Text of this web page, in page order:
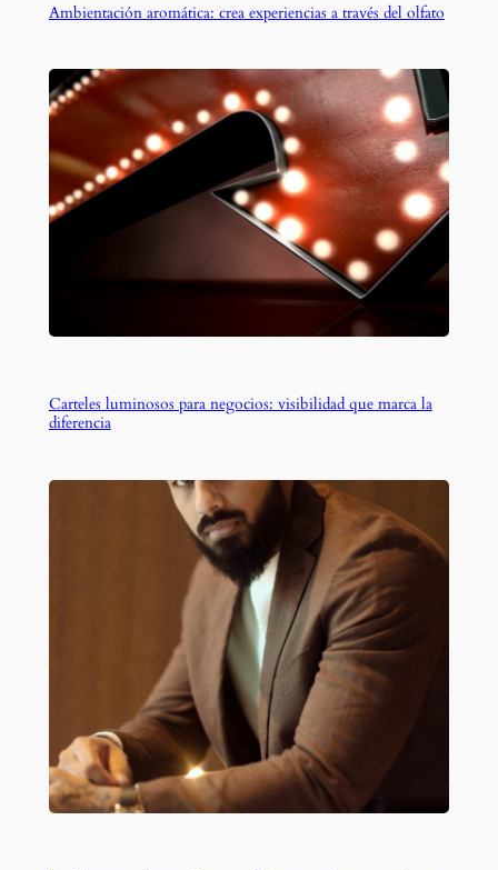
Ambientación aromática: crea experiencias a través del olfato
Carteles luminosos para negocios: visibilidad que marca la
diferencia